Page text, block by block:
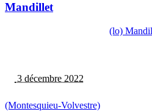
Mandillet
(lo)
3 décembre 2022
(Montesquieu-Volvestre)